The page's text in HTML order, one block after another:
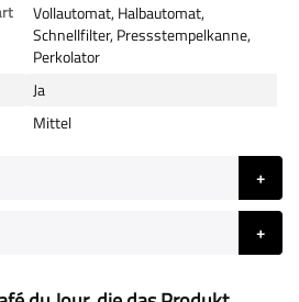
Vollautomat, Halbautomat,
Schnellfilter, Pressstempelkanne,
Perkolator
Ja
Mittel